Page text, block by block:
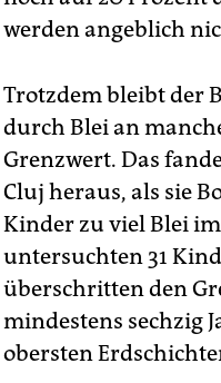
werden angeblich
Trotzdem bleibt der
durch Blei an
Grenzwert. Das
Cluj heraus, als sie
Kinder zu viel Blei
untersuchten 31
überschritten den
mindestens sechzig
obersten